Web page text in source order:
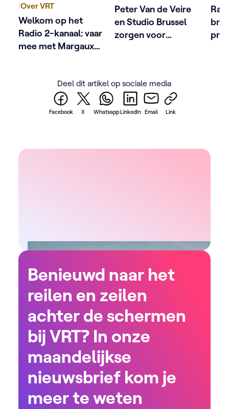
|Over VRT
Welkom op het
Radio 2-kanaal: vaar
mee met Margaux
Peter Van de Veire
en Studio Brussel
zorgen voor
Lambrecht
Deel dit artikel op sociale media
Facebook X WhatsappLinkedIn Email Link
Benieuwd naar het
reilen en zeilen
achter de schermen
bij VRT? In onze
maandelijkse
nieuwsbrief kom je
meer te weten